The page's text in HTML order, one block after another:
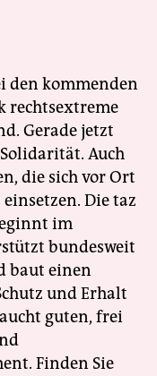
den kommenden
rechtsextreme
Gerade jetzt
Auch
die sich vor Ort
Die taz
im
bundesweit
baut einen
und Erhalt
guten, frei
Finden Sie